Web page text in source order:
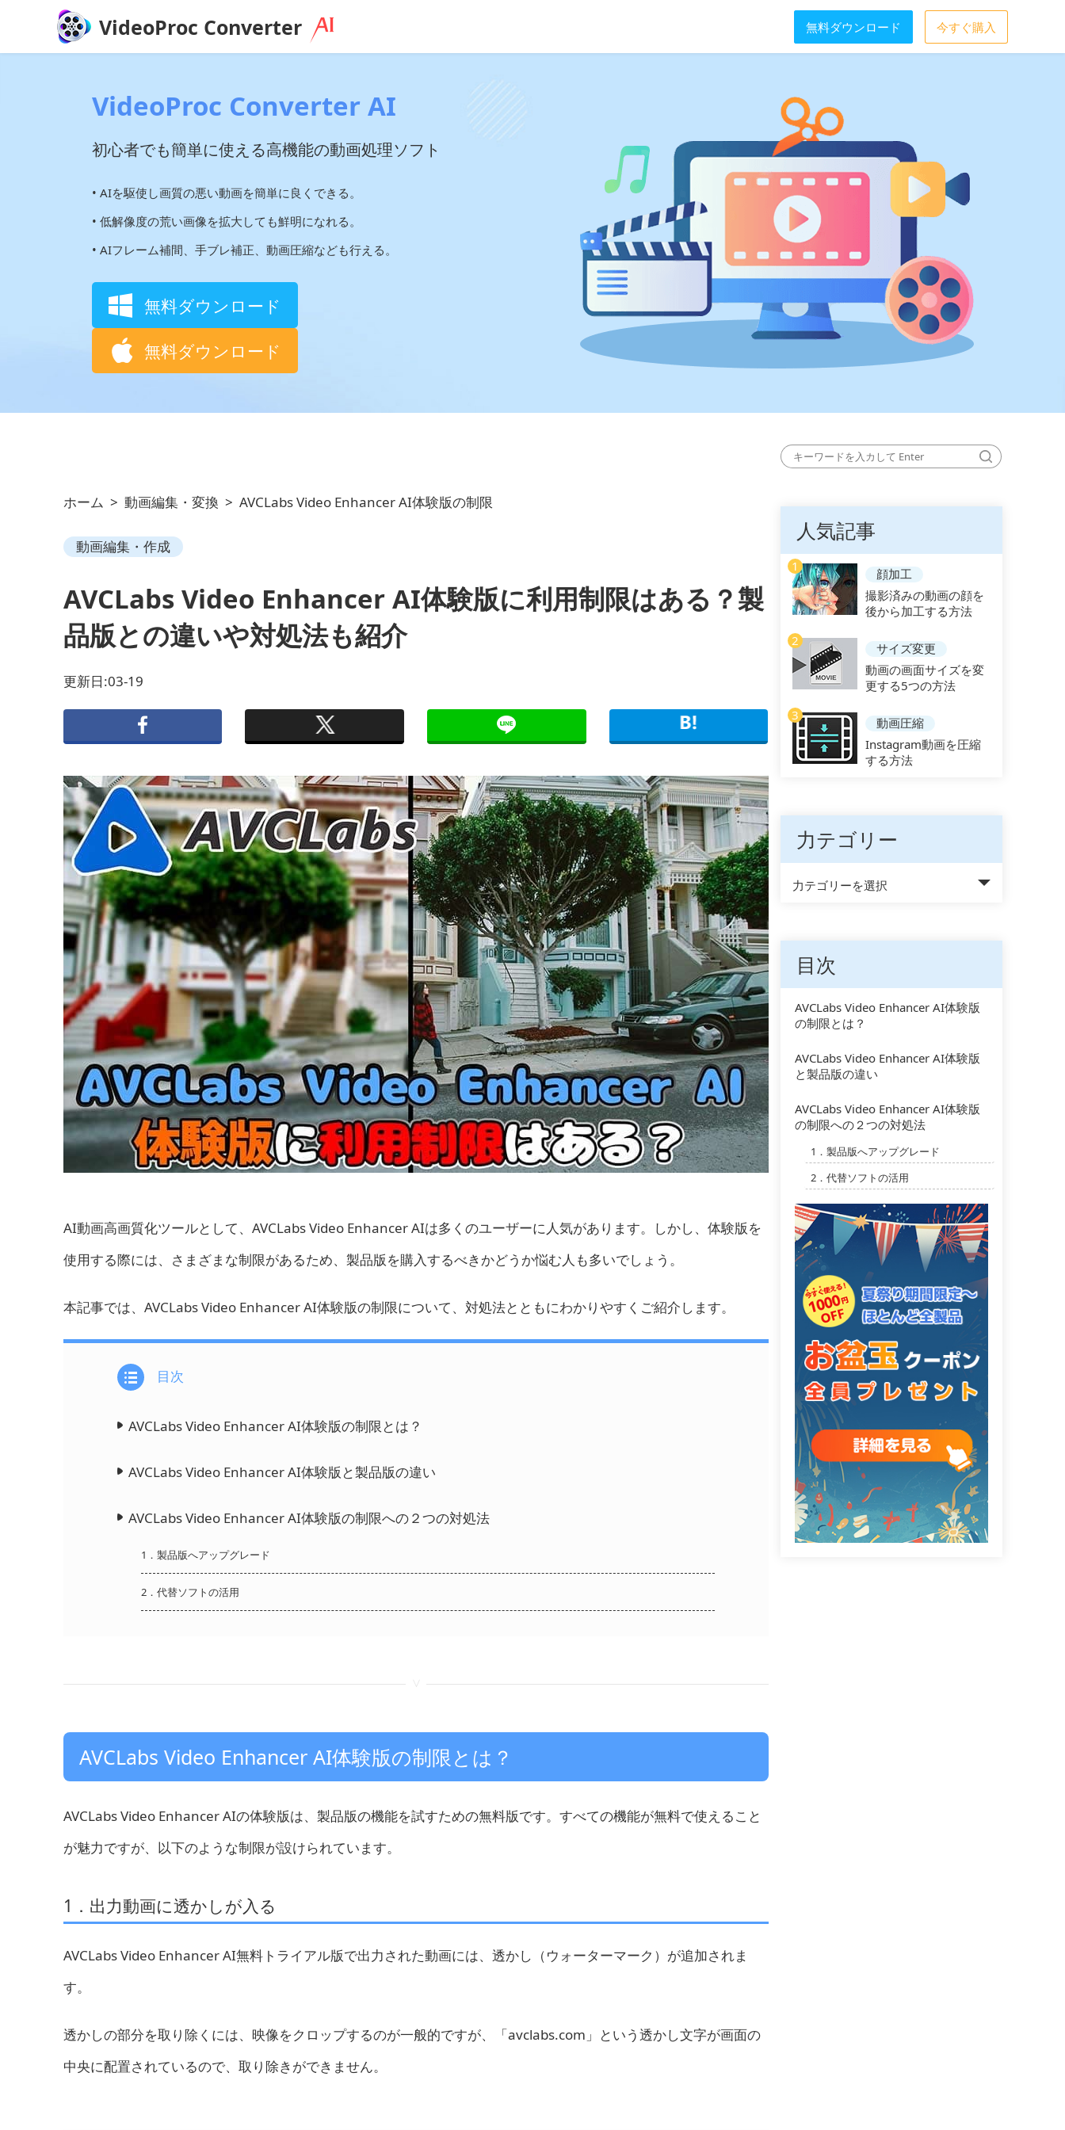
VideoProc Converter 無料ダウンロード 今すぐ購入
VideoProc Converter AI
初心者でも簡単に使える高機能の動画処理ソフト
• AIを駆使し画質の悪い動画を簡単に良くできる。
• 低解像度の荒い画像を拡大しても鮮明になれる。
• AIフレーム補間、手ブレ補正、動画圧縮なども行える。
無料ダウンロード
無料ダウンロード
ホーム > 動画編集・変換 > AVCLabs Video Enhancer AI体験版の制限
動画編集・作成
AVCLabs Video Enhancer AI体験版に利用制限はある？製
品版との違いや対処法も紹介
更新日:03-19
AI動画高画質化ツールとして、AVCLabs Video Enhancer AIは多くのユーザーに人気があります。しかし、体験版を
使用する際には、さまざまな制限があるため、製品版を購入するべきかどうか悩む人も多いでしょう。
本記事では、AVCLabs Video Enhancer AI体験版の制限について、対処法とともにわかりやすくご紹介します。
目次
AVCLabs Video Enhancer AI体験版の制限とは？
AVCLabs Video Enhancer AI体験版と製品版の違い
AVCLabs Video Enhancer AI体験版の制限への２つの対処法
1．製品版へアップグレード
2．代替ソフトの活用
AVCLabs Video Enhancer AI体験版の制限とは？
AVCLabs Video Enhancer AIの体験版は、製品版の機能を試すための無料版です。すべての機能が無料で使えること
が魅力ですが、以下のような制限が設けられています。
1．出力動画に透かしが入る
AVCLabs Video Enhancer AI無料トライアル版で出力された動画には、透かし（ウォーターマーク）が追加されま
す。
透かしの部分を取り除くには、映像をクロップするのが一般的ですが、「avclabs.com」という透かし文字が画面の
中央に配置されているので、取り除きができません。
人気記事
1
顔加工
撮影済みの動画の顔を
後から加工する方法
2
サイズ変更
動画の画面サイズを変
更する5つの方法
3
動画圧縮
Instagram動画を圧縮
する方法
力テゴリー
力テゴリーを選択
目次
AVCLabs Video Enhancer AI体験版
の制限とは？
AVCLabs Video Enhancer AI体験版
と製品版の違い
AVCLabs Video Enhancer AI体験版
の制限への２つの対処法
1．製品版へアップグレード
2．代替ソフトの活用